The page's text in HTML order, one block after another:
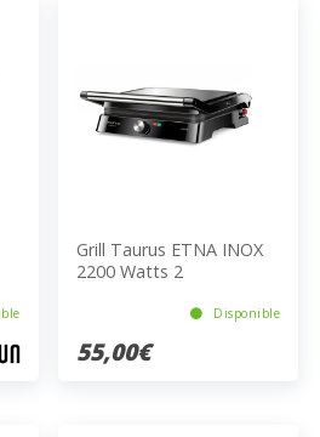
Grill Taurus ETNA INOX
2200 Watts 2
Disponible
55,00€